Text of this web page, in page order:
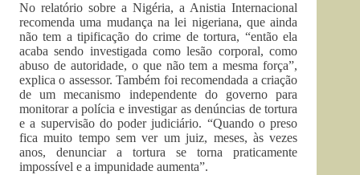
No relatório sobre a Nigéria, a Anistia Internacional
recomenda uma mudança na lei nigeriana, que ainda
não tem a tipificação do crime de tortura, “então ela
acaba sendo investigada como lesão corporal, como
abuso de autoridade, o que não tem a mesma força”,
explica o assessor. Também foi recomendada a criação
de um mecanismo independente do governo para
monitorar a polícia e investigar as denúncias de tortura
e a supervisão do poder judiciário. “Quando o preso
fica muito tempo sem ver um juiz, meses, às vezes
anos, denunciar a tortura se torna praticamente
impossível e a impunidade aumenta”.